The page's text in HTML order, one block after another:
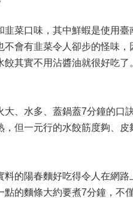
菜口味，其中鮮蝦是使用
會有韭菜令人卻步的怪味
其實不用沾醬油就很好吃
、水多、蓋鍋蓋7分鐘的口
但一元行的水餃筋度夠、
的陽春麵好吃得令人在網
的麵條大約要煮7分鐘，不